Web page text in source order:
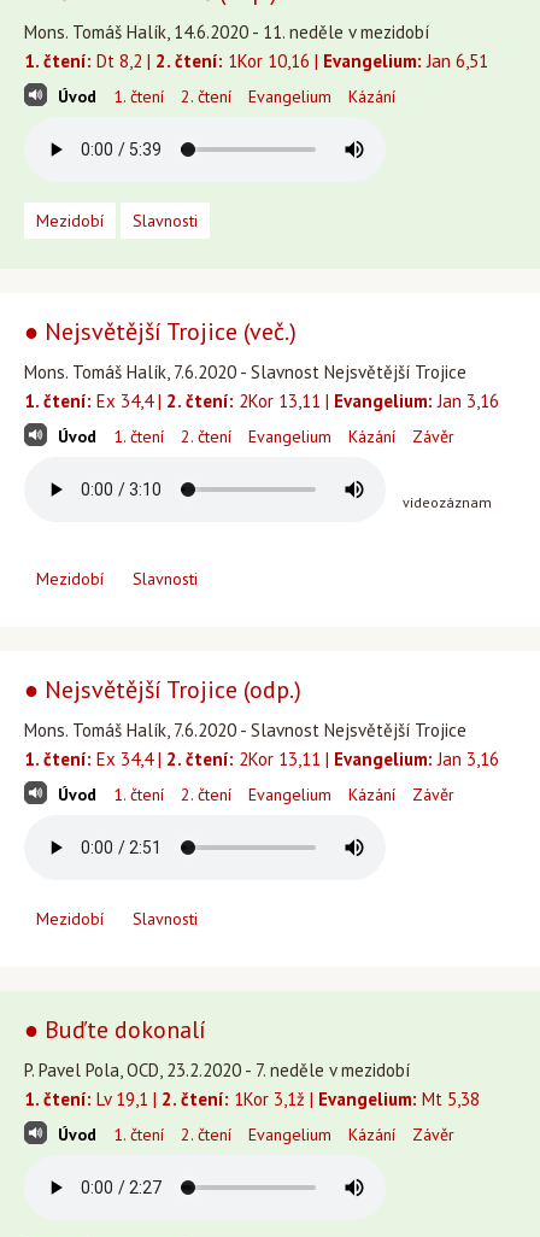
Mons. Tomáš Halík, 14.6.2020 - 11. neděle v mezidobí
1. čtení: Dt 8,2 | 2. čtení: 1Kor 10,16 | Evangelium: Jan 6,51
Úvod 1. čtení 2. čtení Evangelium Kázání
Mezidobí Slavnosti
● Nejsvětější Trojice (več.)
Mons. Tomáš Halík, 7.6.2020 - Slavnost Nejsvětější Trojice
1. čtení: Ex 34,4 | 2. čtení: 2Kor 13,11 | Evangelium: Jan 3,16
Úvod 1. čtení 2. čtení Evangelium Kázání Závěr
videozáznam
Mezidobí Slavnosti
● Nejsvětější Trojice (odp.)
Mons. Tomáš Halík, 7.6.2020 - Slavnost Nejsvětější Trojice
1. čtení: Ex 34,4 | 2. čtení: 2Kor 13,11 | Evangelium: Jan 3,16
Úvod 1. čtení 2. čtení Evangelium Kázání Závěr
Mezidobí Slavnosti
● Buďte dokonalí
P. Pavel Pola, OCD, 23.2.2020 - 7. neděle v mezidobí
1. čtení: Lv 19,1 | 2. čtení: 1Kor 3,1ž | Evangelium: Mt 5,38
Úvod 1. čtení 2. čtení Evangelium Kázání Závěr